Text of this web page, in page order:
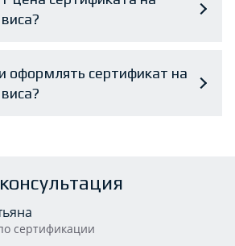
оформлять сертификат на
сертификации